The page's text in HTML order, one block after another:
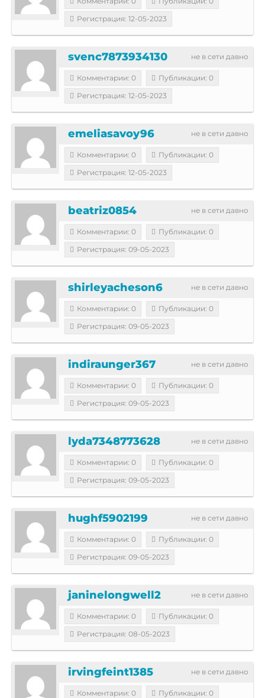
Регистрация: 12-05-2023
не в сети давно
svenc7873934130
Комментарии: 0
Публикации: 0
Регистрация: 12-05-2023
не в сети давно
emeliasavoy96
Комментарии: 0
Публикации: 0
Регистрация: 12-05-2023
не в сети давно
beatriz0854
Комментарии: 0
Публикации: 0
Регистрация: 09-05-2023
не в сети давно
shirleyacheson6
Комментарии: 0
Публикации: 0
Регистрация: 09-05-2023
не в сети давно
indiraunger367
Комментарии: 0
Публикации: 0
Регистрация: 09-05-2023
не в сети давно
lyda7348773628
Комментарии: 0
Публикации: 0
Регистрация: 09-05-2023
не в сети давно
hughf5902199
Комментарии: 0
Публикации: 0
Регистрация: 09-05-2023
не в сети давно
janinelongwell2
Комментарии: 0
Публикации: 0
Регистрация: 08-05-2023
не в сети давно
irvingfeint1385
Комментарии: 0
Публикации: 0